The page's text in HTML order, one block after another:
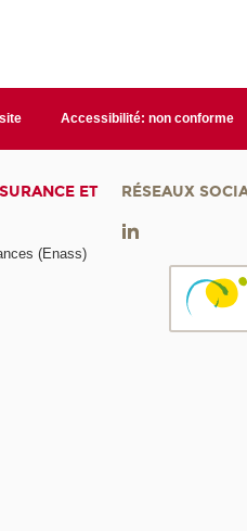
Accessibilité: non conforme
ET
(Enass)
RÉSEAUX